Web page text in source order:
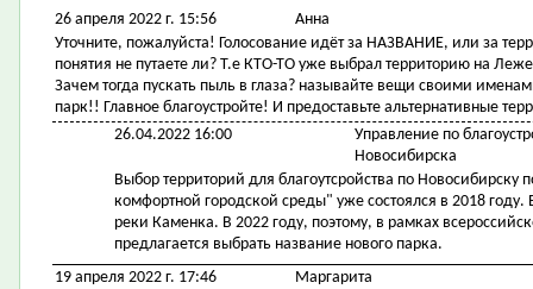
26 апреля 2022 г. 15:56
Анна
Уточните, пожалуйста! Голосование идёт за НАЗВАНИЕ, или за
понятия не путаете ли? Т.е КТО-ТО уже выбрал территорию на
Зачем тогда пускать пыль в глаза? называйте вещи своими
парк!! Главное благоустройте! И предоставьте альтернативные
26.04.2022 16:00
Управление по
Новосибирска
Выбор территорий для благоутсройства по
комфортной городской среды" уже состоялся в 2018
реки Каменка. В 2022 году, поэтому, в рамках
предлагается выбрать название нового парка.
19 апреля 2022 г. 17:46
Маргарита